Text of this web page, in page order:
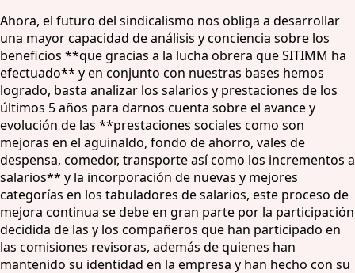
Ahora, el futuro del sindicalismo nos obliga a desarrollar
una mayor capacidad de análisis y conciencia sobre los
beneficios **que gracias a la lucha obrera que SITIMM ha
efectuado** y en conjunto con nuestras bases hemos
logrado, basta analizar los salarios y prestaciones de los
últimos 5 años para darnos cuenta sobre el avance y
evolución de las **prestaciones sociales como son
mejoras en el aguinaldo, fondo de ahorro, vales de
despensa, comedor, transporte así como los incrementos a
salarios** y la incorporación de nuevas y mejores
categorías en los tabuladores de salarios, este proceso de
mejora continua se debe en gran parte por la participación
decidida de las y los compañeros que han participado en
las comisiones revisoras, además de quienes han
mantenido su identidad en la empresa y han hecho con su